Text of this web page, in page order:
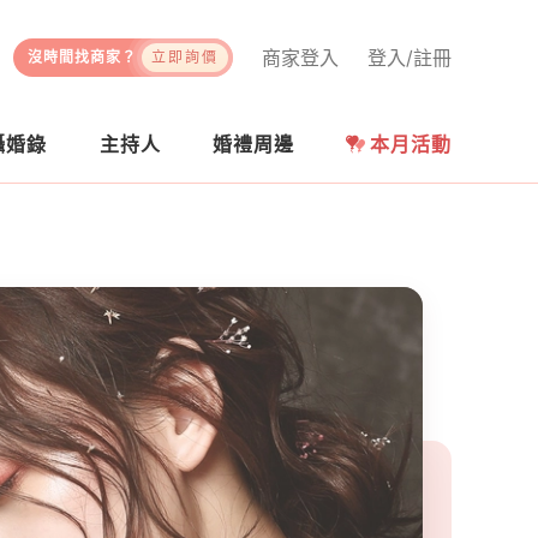
登入/註冊
商家登入
沒時間找商家？ 立即詢價
婚錄 主持人 婚禮周邊 本月活動